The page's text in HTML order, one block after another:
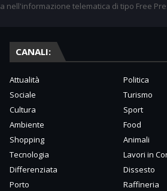
nell'informazione telematica di tipo Free
CANALI:
Attualità
Politica
Sociale
Turismo
Cultura
Sport
Ambiente
Food
Shopping
Animali
Tecnologia
Lavori in
Differenziata
Dissesto
Porto
Raffineria